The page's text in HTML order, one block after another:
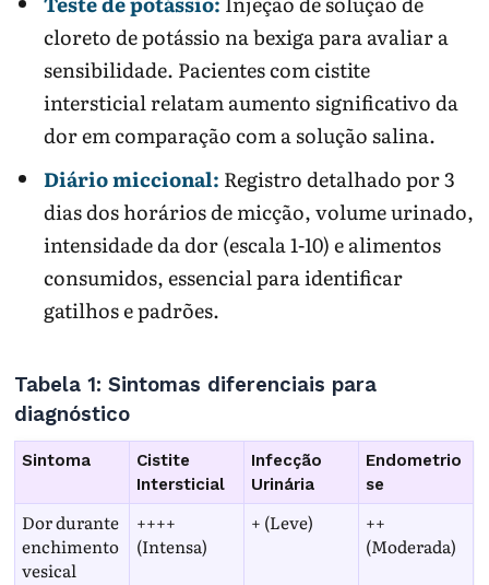
cloreto de potássio na bexiga para avaliar a
sensibilidade. Pacientes com cistite
intersticial relatam aumento significativo da
dor em comparação com a solução salina.
Diário miccional: Registro detalhado por 3
dias dos horários de micção, volume urinado,
intensidade da dor (escala 1-10) e alimentos
consumidos, essencial para identificar
gatilhos e padrões.
Tabela 1: Sintomas diferenciais para
diagnóstico
Sintoma
Cistite
Intersticial
Infecção
Urinária
Endometrio
se
Dor durante
enchimento
vesical
++++
(Intensa)
+ (Leve)
++
(Moderada)